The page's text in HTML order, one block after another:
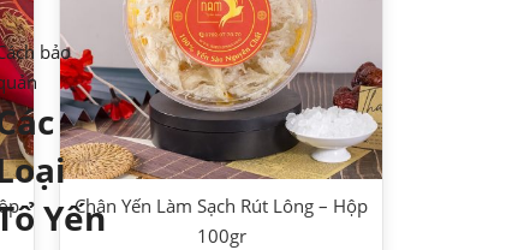
Chân Yến Làm Sạch Rút Lông – Hộp
100gr
bảo
Yến